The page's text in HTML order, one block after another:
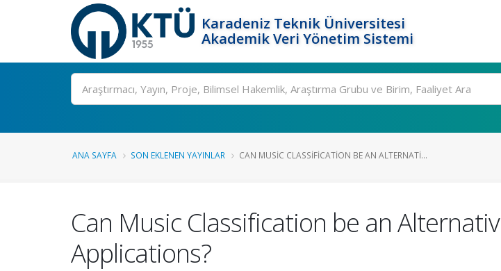
Karadeniz Teknik Üniversitesi
Akademik Veri Yönetim Sistemi
Ara
ANA SAYFA SON EKLENEN YAYINLAR CAN MUSIC CLASSIFICATION BE AN ALTERNATI...
Can Music Classification be an
Applications?